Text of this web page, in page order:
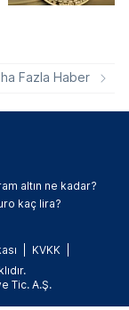
Fazla Haber
altın ne kadar?
kaç lira?
KVKK
Tic. A.Ş.